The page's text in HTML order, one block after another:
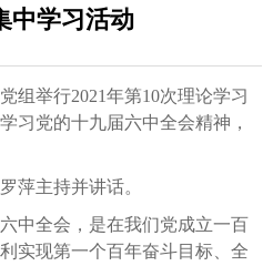
中学习活动
举行2021年第10次理论学习
习党的十九届六中全会精神，
主持并讲话。
全会，是在我们党成立一百
实现第一个百年奋斗目标、全